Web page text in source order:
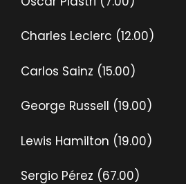
Charles Leclerc (12.00)
Carlos Sainz (15.00)
George Russell (19.00)
Lewis Hamilton (19.00)
Sergio Pérez (67.00)